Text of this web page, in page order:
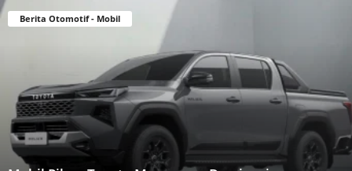
Berita Otomotif - Mobil